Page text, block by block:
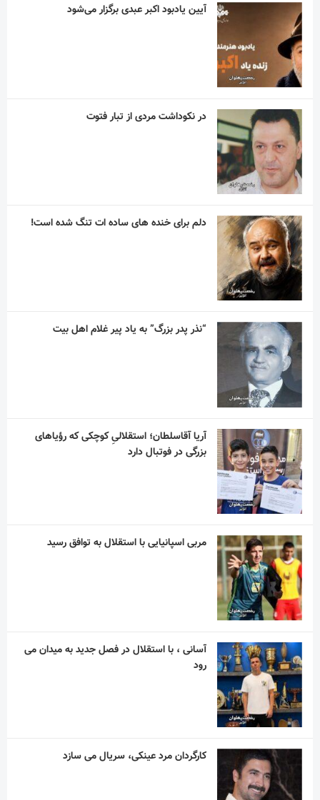
آیین یادبود اکبر عبدی برگزار می‌شود
در نکوداشت مردی از تبار فتوت
دلم برای خنده های ساده ات تنگ شده است!
“نذر پدر بزرگ” به یاد پیر غلام اهل بیت
آریا آقاسلطان؛ استقلالیِ کوچکی که رؤیاهای
بزرگی در فوتبال دارد
مربی اسپانیایی با استقلال به توافق رسید
آسانی ، با استقلال در فصل جدید به میدان می
رود
کارگردان مرد عینکی، سریال می سازد